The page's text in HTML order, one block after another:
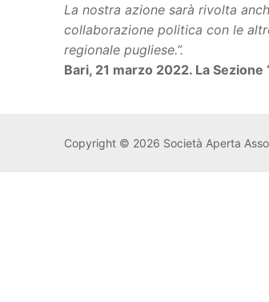
La nostra azione sarà rivolta
collaborazione politica con le
regionale pugliese.”.
Bari, 21 marzo 2022. La Sezione
Copyright © 2026 Società Aperta